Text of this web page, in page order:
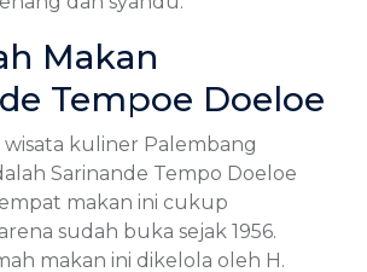
Makan
Tempoe Doeloe
wisata kuliner Palembang
Sarinande Tempo Doeloe
makan ini cukup
sudah buka sejak 1956.
makan ini dikelola oleh H.